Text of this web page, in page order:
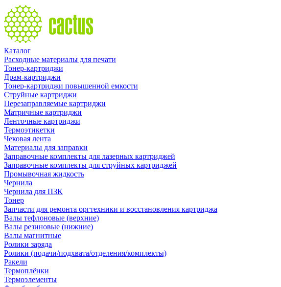
Каталог
Расходные материалы для печати
Тонер-картриджи
Драм-картриджи
Тонер-картриджи повышенной емкости
Струйные картриджи
Перезаправляемые картриджи
Матричные картриджи
Ленточные картриджи
Термоэтикетки
Чековая лента
Материалы для заправки
Заправочные комплекты для лазерных картриджей
Заправочные комплекты для струйных картриджей
Промывочная жидкость
Чернила
Чернила для ПЗК
Тонер
Запчасти для ремонта оргтехники и восстановления картриджа
Валы тефлоновые (верхние)
Валы резиновые (нижние)
Валы магнитные
Ролики заряда
Ролики (подачи/подхвата/отделения/комплекты)
Ракели
Термоплёнки
Термоэлементы